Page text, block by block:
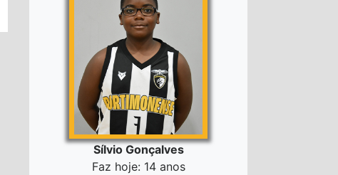
Sílvio Gonçalves
Faz hoje: 14 anos